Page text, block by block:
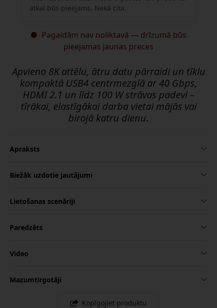
atkal būs pieejams. Nekā cita.
Pagaidām nav noliktavā — drīzumā būs
pieejamas jaunas preces
Apvieno 8K attēlu, ātru datu pārraidi un tīklu
kompaktā USB4 centrmezglā ar 40 Gbps,
HDMI 2.1 un līdz 100 W strāvas padevi –
tīrākai, elastīgākai darba vietai mājās vai
birojā katru dienu.
Apraksts
Biežāk uzdotie jautājumi
Lietošanas scenāriji
Paredzēts
Video
Mazumtirgotāji
Kopīgojiet produktu